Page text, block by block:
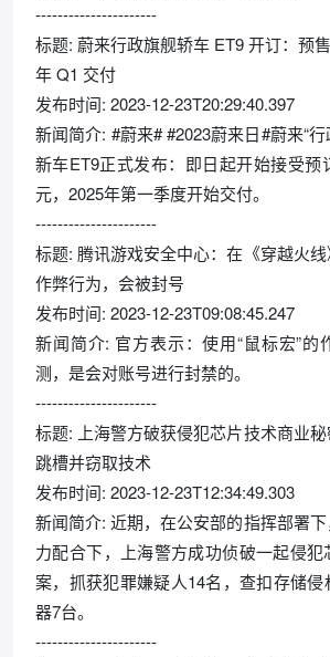
----------------------
标题: 蔚来行政旗舰轿车 ET9 开订：预
年 Q1 交付
发布时间: 2023-12-23T20:29:40.397
新闻简介: #蔚来# #2023蔚来日#蔚来“行
新车ET9正式发布：即日起开始接受预
元，2025年第一季度开始交付。
----------------------
标题: 腾讯游戏安全中心：在《穿越火
作弊行为，会被封号
发布时间: 2023-12-23T09:08:45.247
新闻简介: 官方表示：使用“鼠标宏”的
测，是会对账号进行封禁的。
----------------------
标题: 上海警方破获侵犯芯片技术商业
跳槽并窃取技术
发布时间: 2023-12-23T12:34:49.303
新闻简介: 近期，在公安部的指挥部署
力配合下，上海警方成功侦破一起侵
案，抓获犯罪嫌疑人14名，查扣存储
器7台。
----------------------